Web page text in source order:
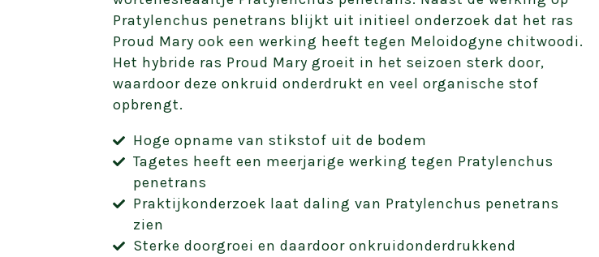
Pratylenchus penetrans blijkt uit initieel onderzoek dat het ras
Proud Mary ook een werking heeft tegen Meloidogyne chitwoodi.
Het hybride ras Proud Mary groeit in het seizoen sterk door,
waardoor deze onkruid onderdrukt en veel organische stof
opbrengt.
Hoge opname van stikstof uit de bodem
Tagetes heeft een meerjarige werking tegen Pratylenchus
penetrans
Praktijkonderzoek laat daling van Pratylenchus penetrans
zien
Sterke doorgroei en daardoor onkruidonderdrukkend